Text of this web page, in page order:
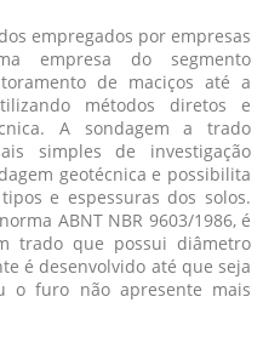
empregados por empresas
empresa do segmento
de maciços até a
métodos diretos e
A sondagem a trado
simples de investigação
geotécnica e possibilita
e espessuras dos solos.
ABNT NBR 9603/1986, é
trado que possui diâmetro
é desenvolvido até que seja
o furo não apresente mais